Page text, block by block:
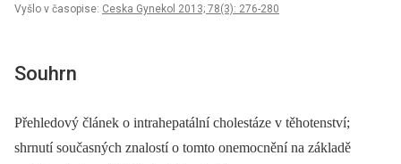
Vyšlo v časopise: Ceska Gynekol 2013; 78(3): 276-280
Souhrn
Přehledový článek o intrahepatální cholestáze v těhotenství;
shrnutí současných znalostí o tomto onemocnění na základě